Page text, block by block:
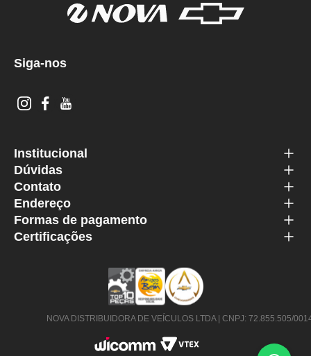
Siga-nos
Institucional
Dúvidas
Contato
Endereço
Formas de pagamento
Certificações
NOVA DISTRIBUIDORA DE VEÍCULOS LTDA | CNPJ: 72.855.505/